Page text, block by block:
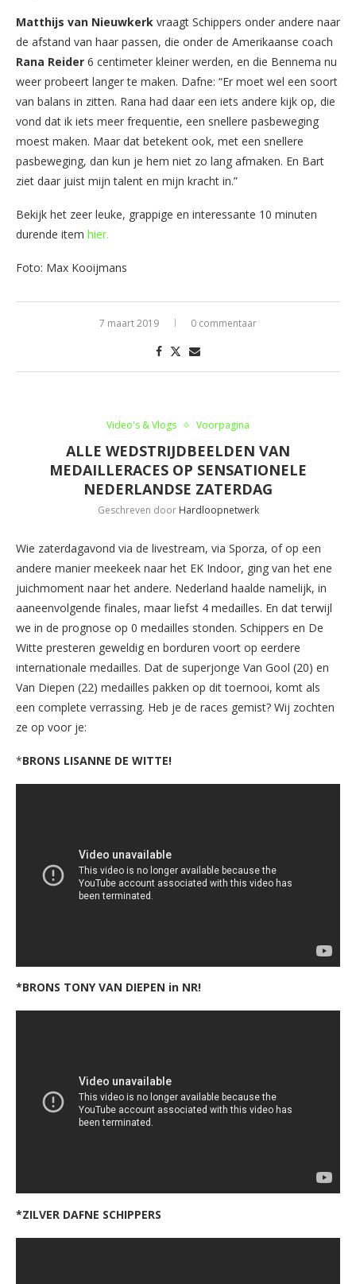
Matthijs van Nieuwkerk vraagt Schippers onder andere naar
de afstand van haar passen, die onder de Amerikaanse coach
Rana Reider 6 centimeter kleiner werden, en die Bennema nu
weer probeert langer te maken. Dafne: “Er moet wel een soort
van balans in zitten. Rana had daar een iets andere kijk op, die
vond dat ik iets meer frequentie, een snellere pasbeweging
moest maken. Maar dat betekent ook, met een snellere
pasbeweging, dan kun je hem niet zo lang afmaken. En Bart
ziet daar juist mijn talent en mijn kracht in.”
Bekijk het zeer leuke, grappige en interessante 10 minuten
durende item hier.
Foto: Max Kooijmans
7 maart 2019 0 commentaar
Video's & Vlogs Voorpagina
ALLE WEDSTRIJDBEELDEN VAN
MEDAILLERACES OP SENSATIONELE
NEDERLANDSE ZATERDAG
Geschreven door Hardloopnetwerk
Wie zaterdagavond via de livestream, via Sporza, of op een
andere manier meekeek naar het EK Indoor, ging van het ene
juichmoment naar het andere. Nederland haalde namelijk, in
aaneenvolgende finales, maar liefst 4 medailles. En dat terwijl
we in de prognose op 0 medailles stonden. Schippers en De
Witte presteren geweldig en borduren voort op eerdere
internationale medailles. Dat de superjonge Van Gool (20) en
Van Diepen (22) medailles pakken op dit toernooi, komt als
een complete verrassing. Heb je de races gemist? Wij zochten
ze op voor je:
*BRONS LISANNE DE WITTE!
*BRONS TONY VAN DIEPEN in NR!
*ZILVER DAFNE SCHIPPERS